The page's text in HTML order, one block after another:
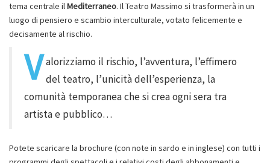
tema centrale ilMediterraneo. Il Teatro Massimo si trasformerà in un
luogo di pensiero e scambio interculturale, votato felicemente e
decisamente al rischio.
V alorizziamo il rischio, l’avventura, l’effimero
del teatro, l’unicità dell’esperienza, la
comunità temporanea che si crea ogni sera tra
artista e pubblico…
Potete scaricare la brochure (con note in sardo e in inglese) con tutti i